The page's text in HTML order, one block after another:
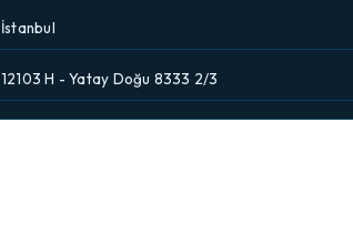
İstanbul
12103 H - Yatay Doğu 8333 2/3